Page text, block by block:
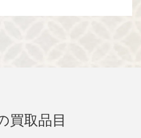
買取品目